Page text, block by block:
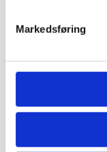
Markedsføring
Vektor – Grå